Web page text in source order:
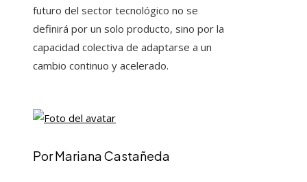
futuro del sector tecnológico no se
definirá por un solo producto, sino por la
capacidad colectiva de adaptarse a un
cambio continuo y acelerado.
Por Mariana Castañeda